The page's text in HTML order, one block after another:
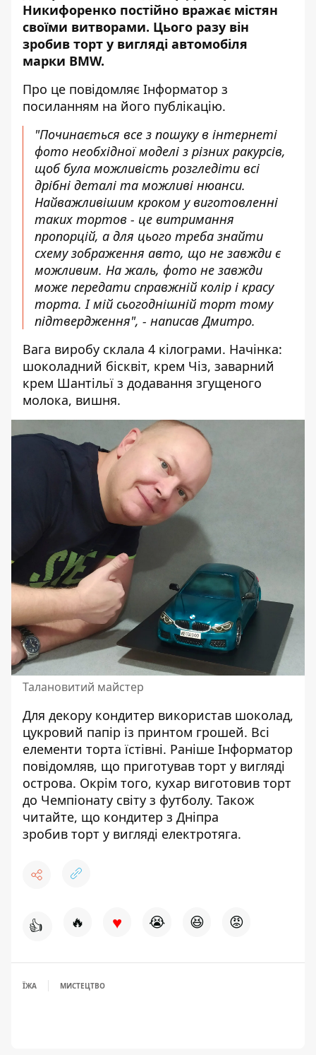
Никифоренко постійно вражає містян
своїми витворами. Цього разу він
зробив торт у вигляді автомобіля
марки BMW.
Про це повідомляє Інформатор з
посиланням на його публікацію.
"Починається все з пошуку в інтернеті
фото необхідної моделі з різних ракурсів,
щоб була можливість розгледіти всі
дрібні деталі та можливі нюанси.
Найважливішим кроком у виготовленні
таких тортов - це витримання
пропорцій, а для цього треба знайти
схему зображення авто, що не завжди є
можливим. На жаль, фото не завжди
може передати справжній колір і красу
торта. І мій сьогоднішній торт тому
підтвердження", - написав Дмитро.
Вага виробу склала 4 кілограми. Начінка:
шоколадний бісквіт, крем Чіз, заварний
крем Шантільї з додавання згущеного
молока, вишня.
Талановитий майстер
Для декору кондитер використав шоколад,
цукровий папір із принтом грошей. Всі
елементи торта їстівні. Раніше Інформатор
повідомляв, що приготував торт у вигляді
острова. Окрім того, кухар виготовив торт
до Чемпіонату світу з футболу. Також
читайте, що кондитер з Дніпра
зробив торт у вигляді електротяга.
👍 🔥 ♥ 😭 😆 😡
ЇЖА МИСТЕЦТВО